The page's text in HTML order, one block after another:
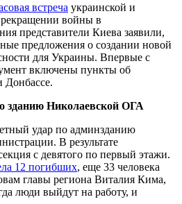
встреча украинской и
войны в
представители Киева заявили,
предложения о создании новой
для Украины. Впервые с
включены пункты об
зданию Николаевской ОГА
удар по админзданию
В результате
с девятого по первый этажи.
12 погибших, еще 33 человека
главы региона Виталия Кима,
люди выйдут на работу, и